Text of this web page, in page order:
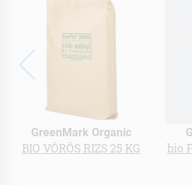
GreenMark Organic
BIO VÖRÖS RIZS 25 KG bio